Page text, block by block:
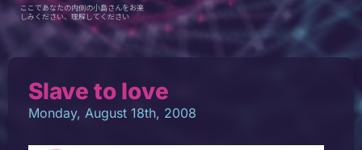
ここであなたの内側の小島さんをお楽
しみください、理解してください
Slave to love
Monday, August 18th, 2008